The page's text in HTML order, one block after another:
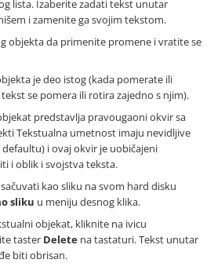
lista. Izaberite zadati tekst unutar
i zamenite ga svojim tekstom.
objekta da primenite promene i vratite se
je deo istog (kada pomerate ili
se pomera ili rotira zajedno s njim).
predstavlja pravougaoni okvir sa
Tekstualna umetnost imaju nevidljive
i ovaj okvir je uobičajeni
i oblik i svojstva teksta.
kao sliku na svom hard disku
sliku u meniju desnog klika.
objekat, kliknite na ivicu
taster Delete na tastaturi. Tekst unutar
biti obrisan.